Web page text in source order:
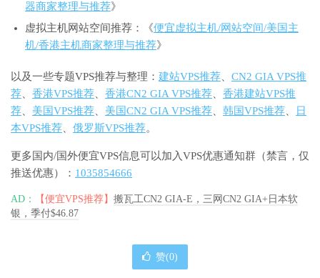
器商家整理与推荐》
虚拟主机网站空间推荐：《便宜虚拟主机/网站空间/美国主
机/香港主机商家整理与推荐》
以及一些专题VPS推荐与整理： 建站VPS推荐
CN2 GIA VPS推
荐
香港VPS推荐 香港CN2 GIA VPS推荐
香港建站VPS推
荐
美国VPS推荐 美国CN2 GIA VPS推荐 韩国VPS推荐
日
本VPS推荐
俄罗斯VPS推荐。
更多国内/国外便宜VPS信息可以加入VPS优惠通知群（禁言，仅
推送优惠）： 1035854666
AD： 【便宜VPS推荐】 搬瓦工CN2 GIA-E，三网CN2 GIA+日本软
银，季付$46.87
赞(0)